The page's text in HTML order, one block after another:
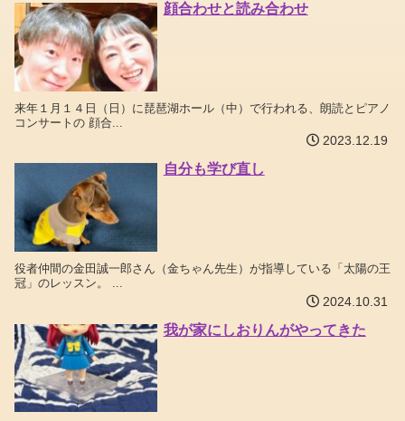
顔合わせと読み合わせ
来年１月１４日（日）に琵琶湖ホール（中）で行われる、朗読とピアノ
コンサートの 顔合...
2023.12.19
自分も学び直し
役者仲間の金田誠一郎さん（金ちゃん先生）が指導している「太陽の王
冠」のレッスン。 ...
2024.10.31
我が家にしおりんがやってきた